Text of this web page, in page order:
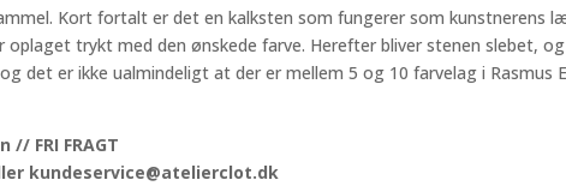
Kort fortalt er det en kalksten som fungerer som kunstnerens
trykt med den ønskede farve. Herefter bliver stenen slebet,
det er ikke ualmindeligt at der er mellem 5 og 10 farvelag i Rasmus
FRI FRAGT
kundeservice@atelierclot.dk